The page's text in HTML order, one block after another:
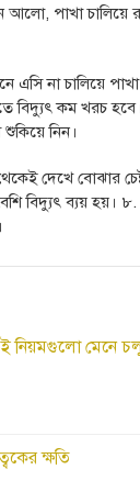
আলো, পাখা চালিয়ে
না চালিয়ে
বিদ্যুৎ কম খরচ
নিন।
দেখে বোঝার
বিদ্যুৎ ব্যয় হয়।
নিয়মগুলো মেনে
ক্ষতি